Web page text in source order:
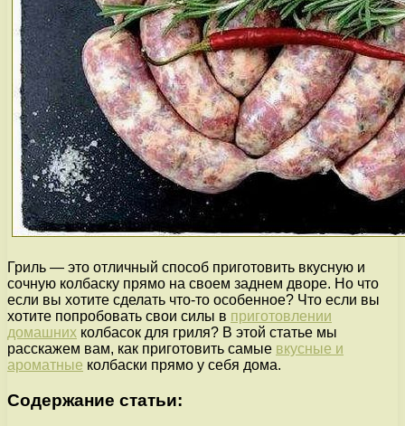
Гриль — это отличный способ приготовить вкусную и
сочную колбаску прямо на своем заднем дворе. Но что
если вы хотите сделать что-то особенное? Что если вы
хотите попробовать свои силы в приготовлении
домашних колбасок для гриля? В этой статье мы
расскажем вам, как приготовить самые вкусные и
ароматные колбаски прямо у себя дома.
Содержание статьи: